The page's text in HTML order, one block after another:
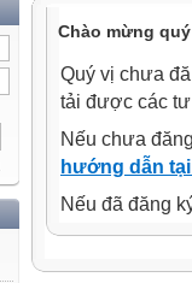
Chào mừng
Quý vị chưa
tải được các
Nếu chưa
hướng dẫn
Nếu đã đăng